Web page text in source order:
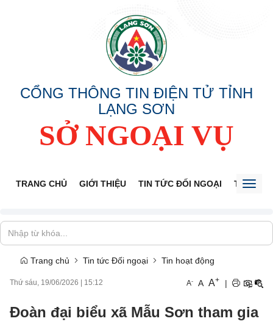
CỔNG THÔNG TIN ĐIỆN TỬ TỈNH
LẠNG SƠN
SỞ NGOẠI VỤ
TRANG CHỦ GIỚI THIỆU TIN TỨC ĐỐI NGOẠI THÔNG
Trang chủ Tin tức Đối ngoại Tin hoạt động
Thứ sáu, 19/06/2026 15:12 A- A A+ |
Đoàn đại biểu xã Mẫu Sơn tham gia